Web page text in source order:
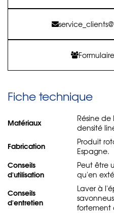
Fiche technique
Matériaux
Résine de
densité
Fabrication
Produit
Espagne.
Conseils
d'utilisation
Peut être
qu'en
Conseils
d'entretien
Laver à
fortement